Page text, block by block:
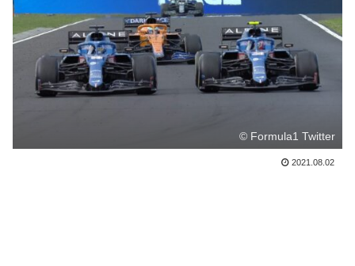
© Formula1 Twitter
2021.08.02